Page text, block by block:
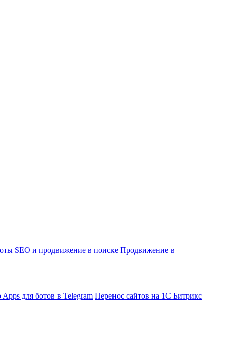
SEO и продвижение в поиске Продвижение в
Apps для ботов в Telegram Перенос сайтов на 1С Битрикс